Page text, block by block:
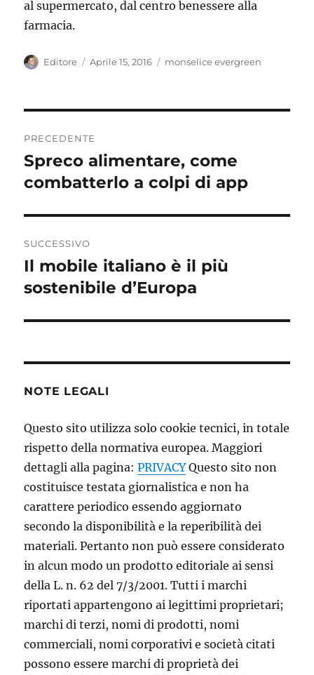
al supermercato, dal centro benessere alla
farmacia.
Autore
Editore
Pubblicato
Aprile 15, 2016 Tag
monselice evergreen
articoli
PRECEDENTE
Articolo
precedente:
Spreco alimentare, come
combatterlo a colpi di app
SUCCESSIVO
Articolo
successivo:
Il mobile italiano è il più
sostenibile d’Europa
NOTE LEGALI
Questo sito utilizza solo cookie tecnici, in totale
rispetto della normativa europea. Maggiori
dettagli alla pagina:PRIVACYQuesto sito non
costituisce testata giornalistica e non ha
carattere periodico essendo aggiornato
secondo la disponibilità e la reperibilità dei
materiali. Pertanto non può essere considerato
in alcun modo un prodotto editoriale ai sensi
della L. n. 62 del 7/3/2001. Tutti i marchi
riportati appartengono ai legittimi proprietari;
marchi di terzi, nomi di prodotti, nomi
commerciali, nomi corporativi e società citati
possono essere marchi di proprietà dei